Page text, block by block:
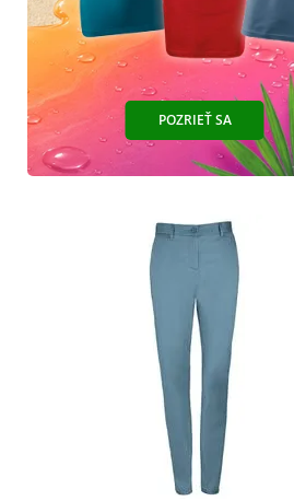
POZRIEŤ SA